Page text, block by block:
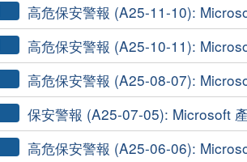
高危保安警報 (A25-11-10):
高危保安警報 (A25-10-11):
高危保安警報 (A25-08-07):
保安警報 (A25-07-05): Microsoft
高危保安警報 (A25-06-06):